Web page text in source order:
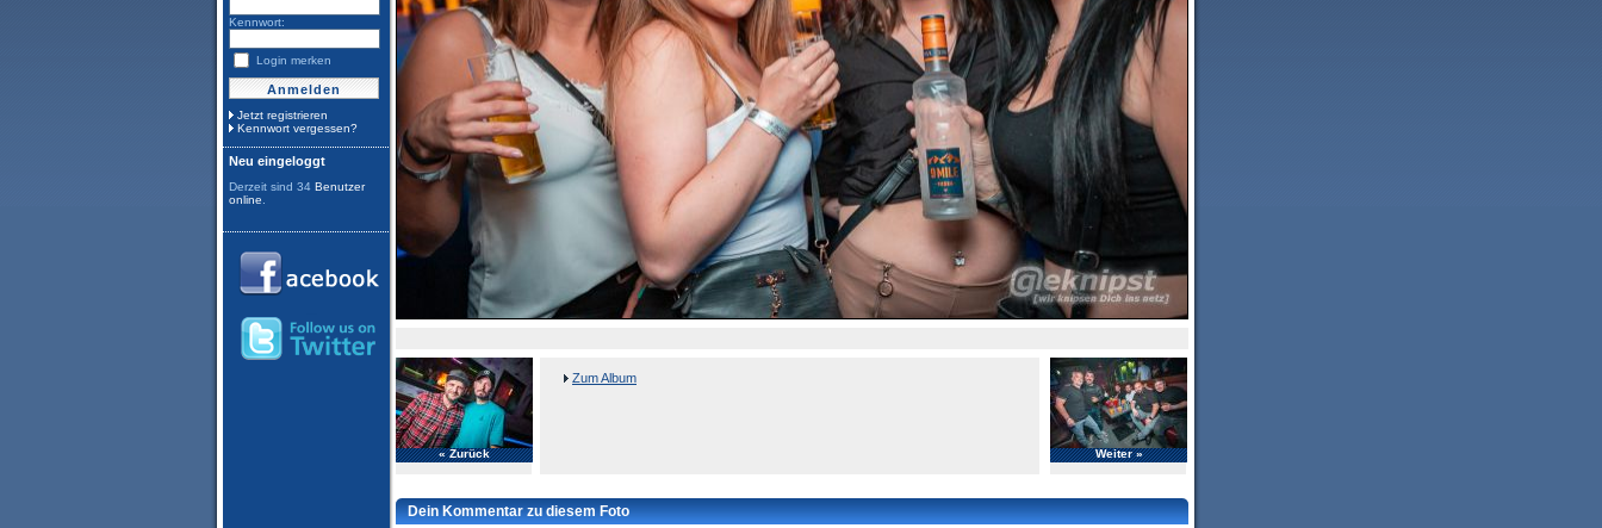
Kennwort:
Login merken
Jetzt registrieren
Kennwort vergessen?
Neu eingeloggt
Derzeit sind 34 Benutzer
online
Weiter »
« Zurück
Zum Album
Dein Kommentar zu diesem Foto